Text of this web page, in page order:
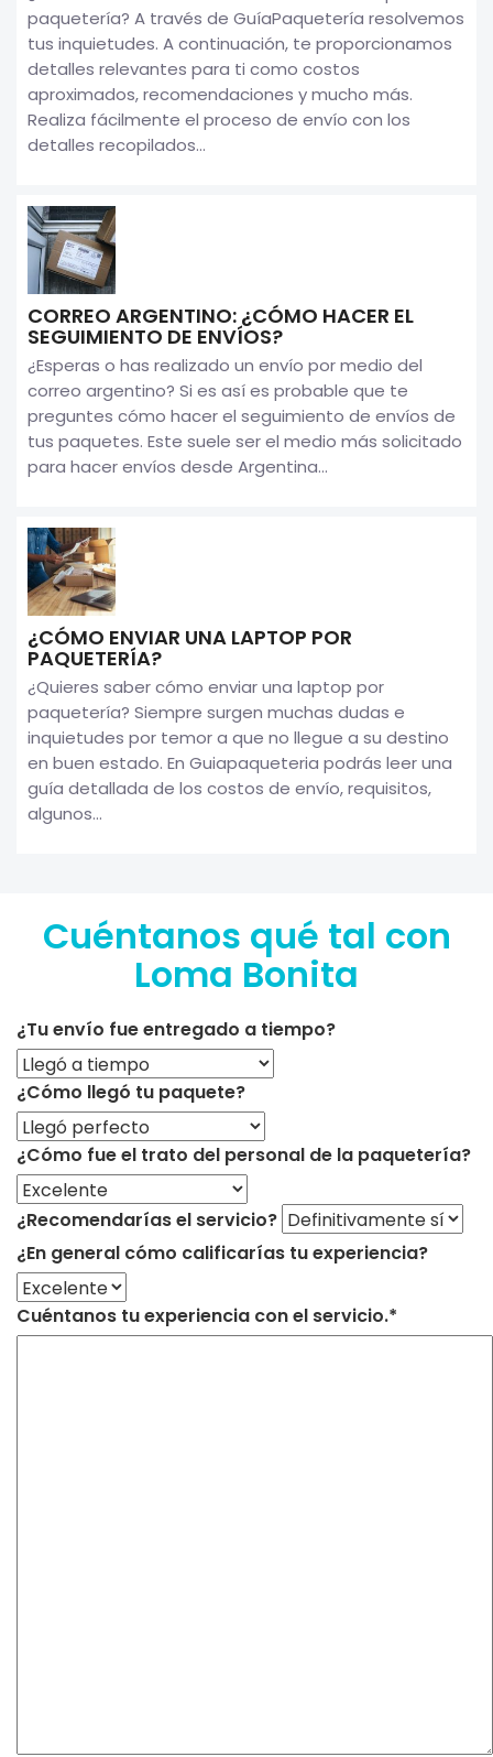
paquetería? A través de GuíaPaquetería resolvemos
tus inquietudes. A continuación, te proporcionamos
detalles relevantes para ti como costos
aproximados, recomendaciones y mucho más.
Realiza fácilmente el proceso de envío con los
detalles recopilados...
CORREO ARGENTINO: ¿CÓMO HACER EL
SEGUIMIENTO DE ENVÍOS?
¿Esperas o has realizado un envío por medio del
correo argentino? Si es así es probable que te
preguntes cómo hacer el seguimiento de envíos de
tus paquetes. Este suele ser el medio más solicitado
para hacer envíos desde Argentina...
¿CÓMO ENVIAR UNA LAPTOP POR
PAQUETERÍA?
¿Quieres saber cómo enviar una laptop por
paquetería? Siempre surgen muchas dudas e
inquietudes por temor a que no llegue a su destino
en buen estado. En Guiapaqueteria podrás leer una
guía detallada de los costos de envío, requisitos,
algunos...
Cuéntanos qué tal con
Loma Bonita
¿Tu envío fue entregado a tiempo?
¿Cómo llegó tu paquete?
¿Cómo fue el trato del personal de la paquetería?
¿Recomendarías el servicio?
¿En general cómo calificarías tu experiencia?
Cuéntanos tu experiencia con el servicio.*